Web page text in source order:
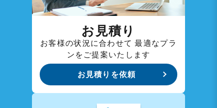
お見積り
お客様の状況に合わせて 最適なプラ
ンをご提案いたします
お見積りを依頼